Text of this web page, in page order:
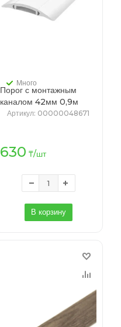
Порог с монтажным
каналом 42мм 0,9м
"Идеал", 001 Белый
Много
Артикул: 00000048671
630 ₸/шт
В корзину